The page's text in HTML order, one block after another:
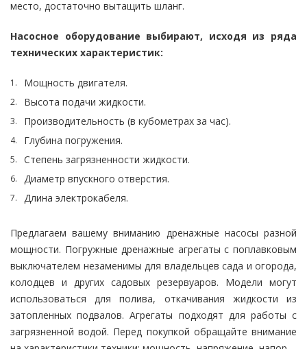
место, достаточно вытащить шланг.
Насосное оборудование выбирают, исходя из ряда
технических характеристик:
Мощность двигателя.
Высота подачи жидкости.
Производительность (в кубометрах за час).
Глубина погружения.
Степень загрязненности жидкости.
Диаметр впускного отверстия.
Длина электрокабеля.
Предлагаем вашему вниманию дренажные насосы разной
мощности. Погружные дренажные агрегаты с поплавковым
выключателем незаменимы для владельцев сада и огорода,
колодцев и других садовых резервуаров. Модели могут
использоваться для полива, откачивания жидкости из
затопленных подвалов. Агрегаты подходят для работы с
загрязненной водой. Перед покупкой обращайте внимание